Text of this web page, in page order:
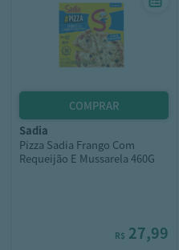
sadia
Pizza Sadia Frango Com
Requeijão E Mussarela 460G
R$ 27,99